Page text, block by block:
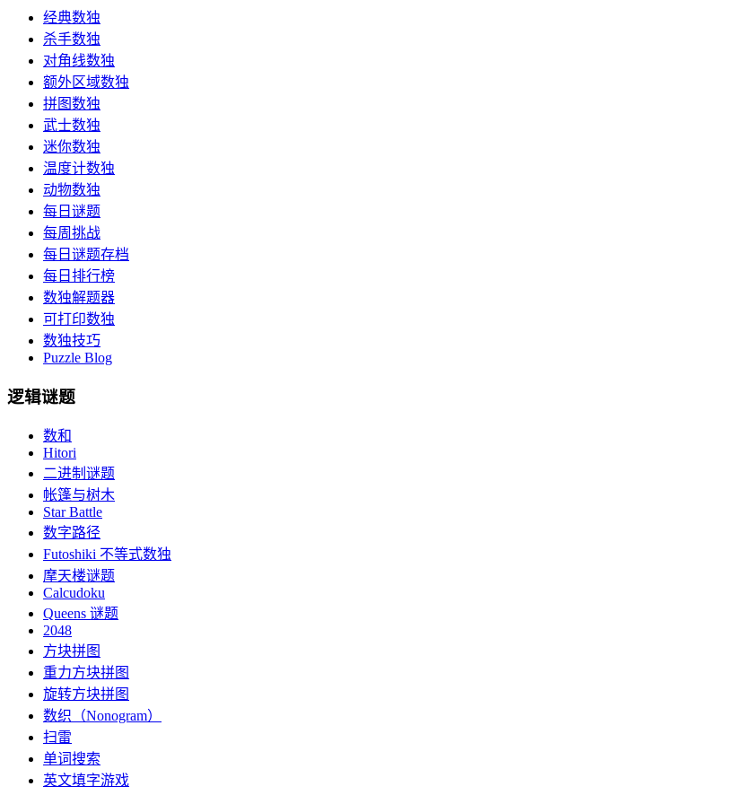
经典数独
杀手数独
对角线数独
额外区域数独
拼图数独
武士数独
迷你数独
温度计数独
动物数独
每日谜题
每周挑战
每日谜题存档
每日排行榜
数独解题器
可打印数独
数独技巧
Puzzle Blog
逻辑谜题
数和
Hitori
二进制谜题
帐篷与树木
Star Battle
数字路径
Futoshiki 不等式数独
摩天楼谜题
Calcudoku
Queens 谜题
2048
方块拼图
重力方块拼图
旋转方块拼图
数织（Nonogram）
扫雷
单词搜索
英文填字游戏